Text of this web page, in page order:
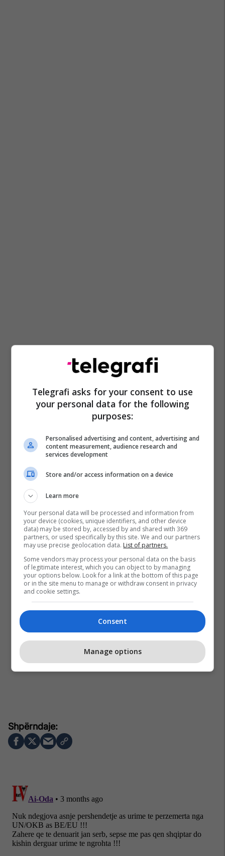
Telegrafi asks for your consent to use
your personal data for the following
purposes:
Personalised advertising and content, advertising and
content measurement, audience research and
services development
Store and/or access information on a device
Learn more
Your personal data will be processed and information from
your device (cookies, unique identifiers, and other device
data) may be stored by, accessed by and shared with 369
partners, or used specifically by this site. We and our partners
may use precise geolocation data. List of partners.
Some vendors may process your personal data on the basis
of legitimate interest, which you can object to by managing
your options below. Look for a link at the bottom of this page
or in the site menu to manage or withdraw consent in privacy
and cookie settings.
Consent
Manage options